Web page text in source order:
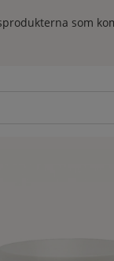
som